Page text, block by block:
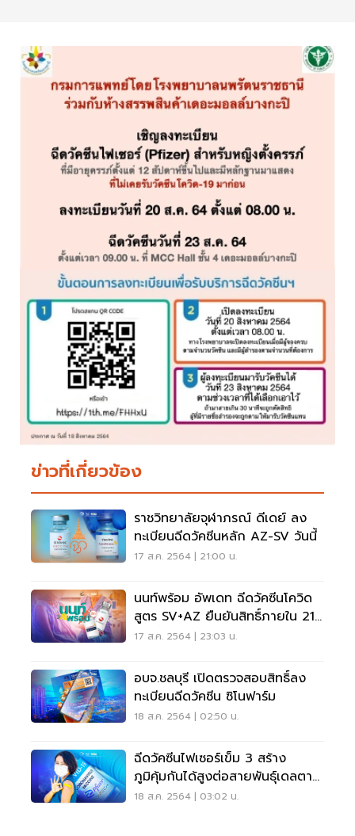
ข่าวที่เกี่ยวข้อง
ราชวิทยาลัยจุฬาภรณ์ ดีเดย์ ลง
ทะเบียนฉีดวัคซีนหลัก AZ-SV วันนี้
17 ส.ค. 2564 | 21:00 น.
นนท์พร้อม อัพเดท ฉีดวัคซีนโควิด
สูตร SV+AZ ยืนยันสิทธิ์ภายใน 21
ส.ค.นี้
17 ส.ค. 2564 | 23:03 น.
อบจ.ชลบุรี เปิดตรวจสอบสิทธิ์ลง
ทะเบียนฉีดวัคซีน ซิโนฟาร์ม
18 ส.ค. 2564 | 02:50 น.
ฉีดวัคซีนไฟเซอร์เข็ม 3 สร้าง
ภูมิคุ้มกันได้สูงต่อสายพันธุ์เดลตา-
เบต้า
18 ส.ค. 2564 | 03:02 น.